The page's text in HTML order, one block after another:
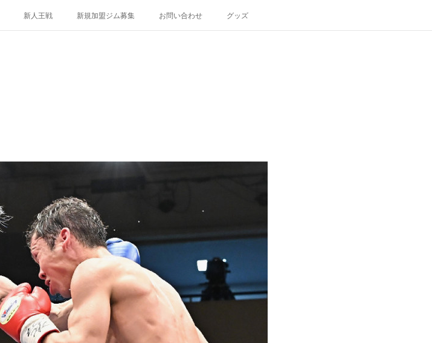
新人王戦 新規加盟ジム募集 お問い合わせ グッズ